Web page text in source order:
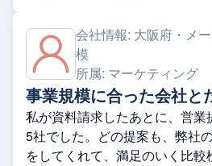
会社情報: 大阪府・メ
模
所属: マーケティング
事業規模に合った会社と
私が資料請求したあとに、営
5社でした。どの提案も、弊社
をしてくれて、満足のいく比較